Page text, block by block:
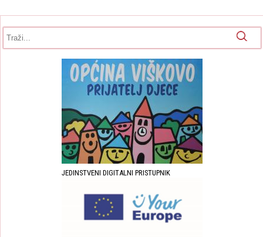
JEDINSTVENI DIGITALNI PRISTUPNIK